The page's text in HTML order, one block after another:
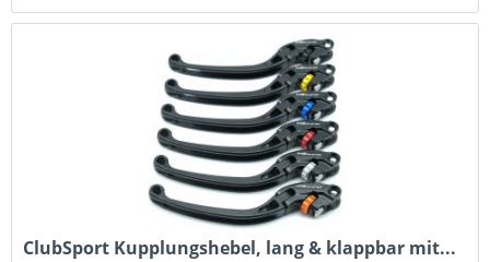
ClubSport Kupplungshebel, lang & klappbar mit...